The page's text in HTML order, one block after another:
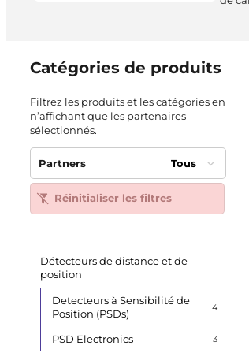
Catégories de produits
Filtrez les produits et les catégories en
n’affichant que les partenaires
sélectionnés.
Partners Tous
Réinitialiser les filtres
Détecteurs de distance et de
position
Detecteurs à Sensibilité de
Position (PSDs)
4
PSD Electronics 3